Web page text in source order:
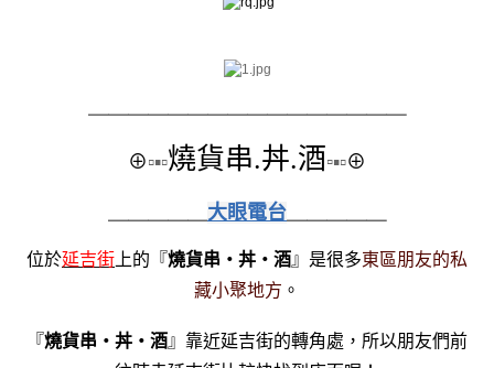
⊕▫▪▫燒貨串.丼.酒▫▪▫⊕
大眼電台
位於延吉街 上的『燒貨串・丼・酒』是很多東區朋友的私
藏小聚地方 。
『燒貨串・丼・酒』靠近延吉街的轉角處，所以朋友們前